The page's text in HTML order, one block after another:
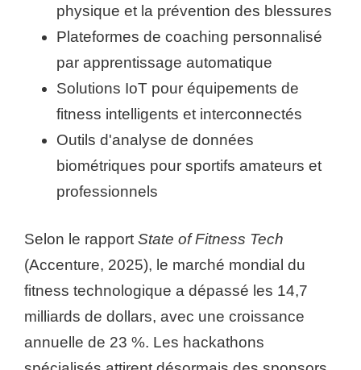
physique et la prévention des blessures
Plateformes de coaching personnalisé
par apprentissage automatique
Solutions IoT pour équipements de
fitness intelligents et interconnectés
Outils d'analyse de données
biométriques pour sportifs amateurs et
professionnels
Selon le rapport State of Fitness Tech
(Accenture, 2025), le marché mondial du
fitness technologique a dépassé les 14,7
milliards de dollars, avec une croissance
annuelle de 23 %. Les hackathons